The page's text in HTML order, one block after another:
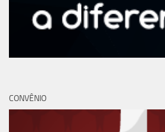
CONVÊNIO